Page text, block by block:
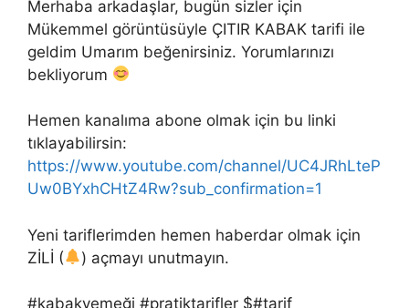
Merhaba arkadaşlar, bugün sizler için
Mükemmel görüntüsüyle ÇITIR KABAK tarifi ile
geldim Umarım beğenirsiniz. Yorumlarınızı
bekliyorum
Hemen kanalıma abone olmak için bu linki
tıklayabilirsin:
https://www.youtube.com/channel/UC4JRhLteP
Uw0BYxhCHtZ4Rw?sub_confirmation=1
Yeni tariflerimden hemen haberdar olmak için
ZİLİ (
) açmayı unutmayın.
#kabakyemeği #pratiktarifler $#tarif